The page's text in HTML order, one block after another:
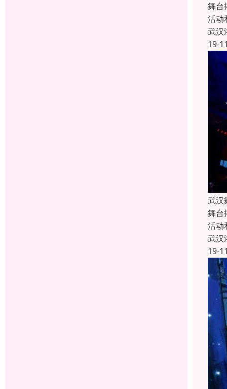
舞台
活动
武汉
19-
武汉
舞台
活动
武汉
19-